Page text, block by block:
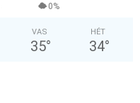
0%
VAS
35°
HÉT
34°